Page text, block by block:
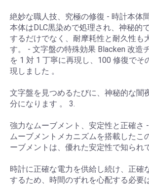
絶妙な職人技、究極の修復 - 時計本体
本体はDLC黒染めで処理され、神秘的
するだけでなく、耐摩耗性と耐久性も
す。 - 文字盤の特殊効果 Blacken 改造
を 1 対 1 丁寧に再現し、100 修復でそ
現しました 。
文字盤を見つめるたびに、神秘的な闇
分になります 。 3.
強力なムーブメント、安定性と正確さ
ムーブメントメカニズムを搭載したこ
ーブメントは、優れた安定性で知られ
時計に正確な電力を供給し続け、正確
するため、時間のずれを心配する必要